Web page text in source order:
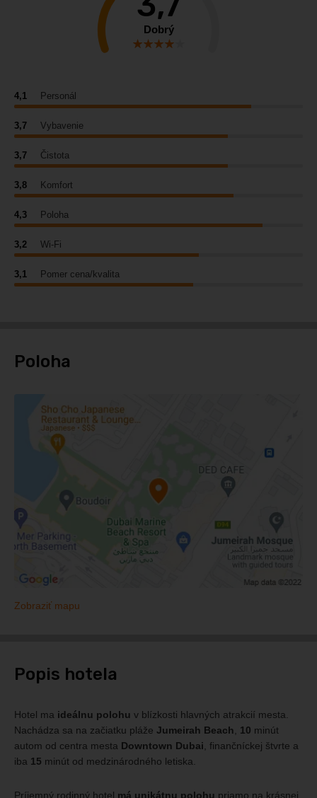
Dobrý
4,1 Personál
3,7 Vybavenie
3,7 Čistota
3,8 Komfort
4,3 Poloha
3,2 Wi-Fi
3,1 Pomer cena/kvalita
Poloha
Zobraziť mapu
Popis hotela
Hotel ma ideálnu polohu v blízkosti hlavných atrakcií mesta.
Nachádza sa na začiatku pláže Jumeirah Beach, 10 minút
autom od centra mesta Downtown Dubai, finančníckej štvrte a
iba 15 minút od medzinárodného letiska.
Príjemný rodinný hotel má unikátnu polohu priamo na krásnej